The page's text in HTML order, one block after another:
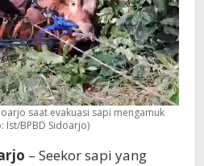
saat evakuasi sapi mengamuk
Ist/BPBD Sidoarjo)
– Seekor sapi yang